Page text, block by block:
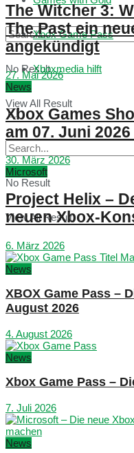
No Result
View All Result
Xbox Game Pass
Xboxmedia hilft
No Result
View All Result
The Witcher 3:
The Past ein
angekündigt
27. Mai 2026
News
Xbox Games
am 07. Juni
30. März 2026
Microsoft
Project Helix –
neuen Xbox-
6. März 2026
News
XBOX Game Pass –
August 2026
4. August 2026
News
Xbox Game Pass –
7. Juli 2026
News